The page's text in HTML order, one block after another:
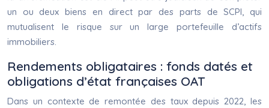
un ou deux biens en direct par des parts de SCPI, qui
mutualisent le risque sur un large portefeuille d’actifs
immobiliers.
Rendements obligataires : fonds datés et
obligations d’état françaises OAT
Dans un contexte de remontée des taux depuis 2022, les